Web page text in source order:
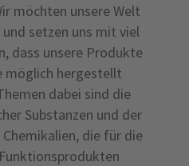
möchten unsere Welt
setzen uns mit viel
dass unsere Produkte
möglich hergestellt
dabei sind die
Substanzen und der
die für die